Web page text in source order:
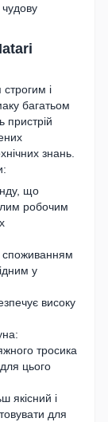
строгим і
багатьом
пристрій
знань.
що
робочим
споживанням
у
високу
тросика
цього
якісний і
для